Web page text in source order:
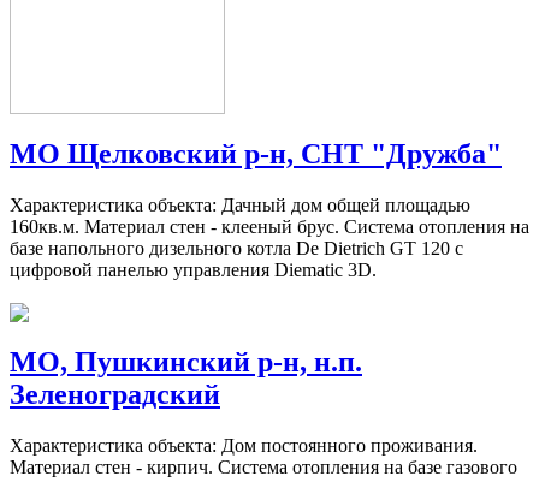
МО Щелковский р-н, СНТ "Дружба"
Характеристика объекта: Дачный дом общей площадью
160кв.м. Материал стен - клееный брус. Система отопления на
базе напольного дизельного котла De Dietrich GT 120 с
цифровой панелью управления Diematic 3D.
МО, Пушкинский р-н, н.п.
Зеленоградский
Характеристика объекта: Дом постоянного проживания.
Материал стен - кирпич. Система отопления на базе газового